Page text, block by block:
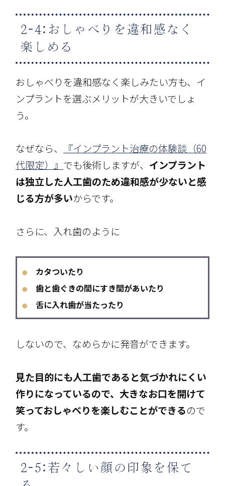
2-4:おしゃべりを違和感なく
楽しめる
おしゃべりを違和感なく楽しみたい方も、イ
ンプラントを選ぶメリットが大きいでしょ
う。
なぜなら、
『インプラント治療の体験談（60
代限定）』 でも後術しますが、 インプラント
は独立した人工歯のため違和感が少ないと感
じる方が多いからです。
さらに、入れ歯のように
● カタついたり
● 歯と歯ぐきの間にすき間があいたり
● 舌に入れ歯が当たったり
しないので、なめらかに発音ができます。
見た目的にも人工歯であると気づかれにくい
作りになっているので、大きなお口を開けて
笑っておしゃべりを楽しむことができるので
す。
2-5:若々しい顔の印象を保て